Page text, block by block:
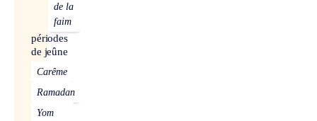
de la
faim
périodes
de jeûne
Carême
Ramadan
Yom